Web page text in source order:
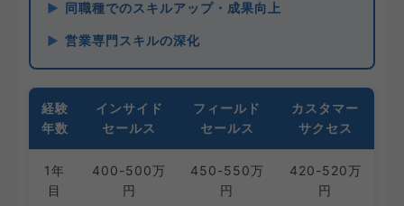
同職種でのスキルアップ・成果向上
営業専門スキルの深化
経験
年数
インサイド
セールス
フィールド
セールス
カスタマー
サクセス
1年
目
400-500万
円
450-550万
円
420-520万
円